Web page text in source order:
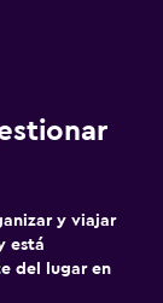
y viajar
está
del lugar en